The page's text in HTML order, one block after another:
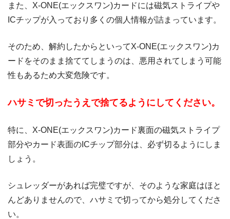
また、X-ONE(エックスワン)カードには磁気ストライプや
ICチップが入っており多くの個人情報が詰まっています。
そのため、解約したからといってX-ONE(エックスワン)カ
ードをそのまま捨ててしまうのは、悪用されてしまう可能
性もあるため大変危険です。
ハサミで切ったうえで捨てるようにしてください。
特に、X-ONE(エックスワン)カード裏面の磁気ストライプ
部分やカード表面のICチップ部分は、必ず切るようにしま
しょう。
シュレッダーがあれば完璧ですが、そのような家庭はほと
んどありませんので、ハサミで切ってから処分してくださ
い。